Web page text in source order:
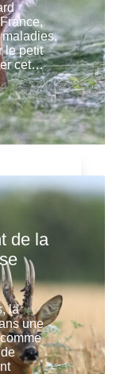
maladies,
le petit
cet…
de la
la
une